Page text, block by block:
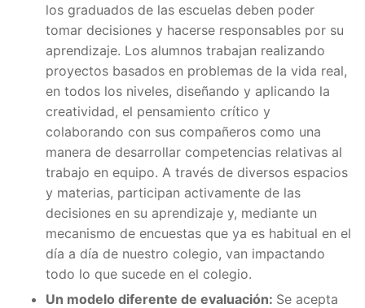
los graduados de las escuelas deben poder
tomar decisiones y hacerse responsables por su
aprendizaje. Los alumnos trabajan realizando
proyectos basados en problemas de la vida real,
en todos los niveles, diseñando y aplicando la
creatividad, el pensamiento crítico y
colaborando con sus compañeros como una
manera de desarrollar competencias relativas al
trabajo en equipo. A través de diversos espacios
y materias, participan activamente de las
decisiones en su aprendizaje y, mediante un
mecanismo de encuestas que ya es habitual en el
día a día de nuestro colegio, van impactando
todo lo que sucede en el colegio.
Un modelo diferente de evaluación: Se acepta